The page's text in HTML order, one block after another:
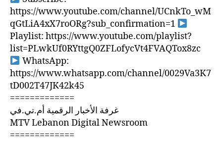
https://www.youtube.com/channel/UCnkTo_wM
qGtLiA4xX7roORg?sub_confirmation=1
Playlist: https://www.youtube.com/playlist?
list=PLwkUf0RYttgQ0ZFLofycVt4FVAQTox8zc
WhatsApp:
https://www.whatsapp.com/channel/0029Va3K7
tD002T47JK42k45
=============
غرفة الأخبار الرقمية أم.تي.في
MTV Lebanon Digital Newsroom
=============